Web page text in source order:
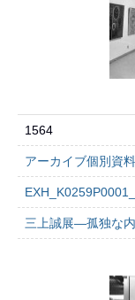
1564
アーカイブ個別資料
三上誠展―孤独な